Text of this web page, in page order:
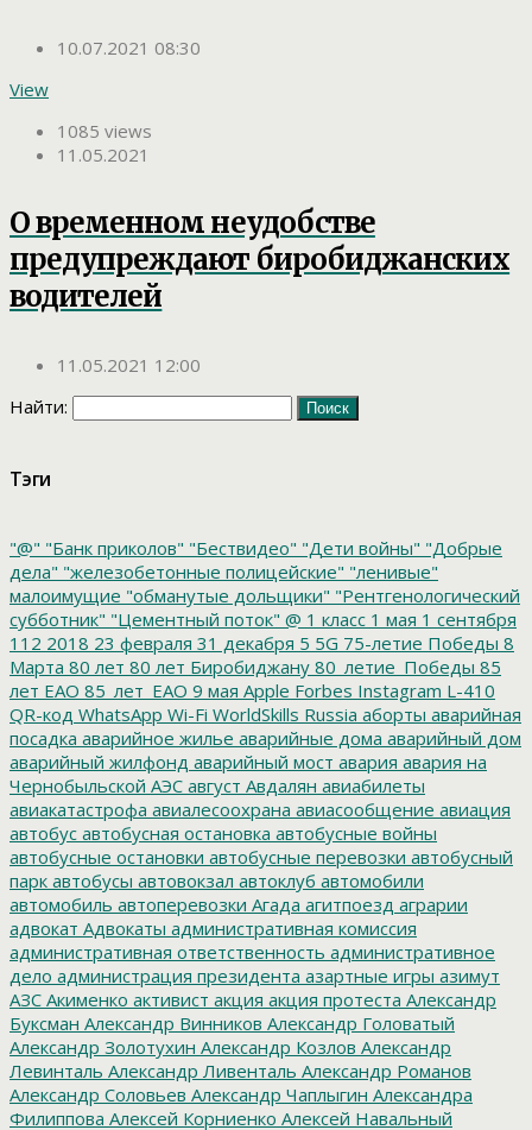
10.07.2021 08:30
View
1085 views
11.05.2021
О временном неудобстве
предупреждают биробиджанских
водителей
11.05.2021 12:00
Найти:
Тэги
"@" "Банк приколов" "Бествидео" "Дети войны" "Добрые
дела" "железобетонные полицейские" "ленивые"
малоимущие "обманутые дольщики" "Рентгенологический
субботник" "Цементный поток" @ 1 класс 1 мая 1 сентября
112 2018 23 февраля 31 декабря 5 5G 75-летие Победы 8
Марта 80 лет 80 лет Биробиджану 80_летие_Победы 85
лет ЕАО 85_лет_ЕАО 9 мая Apple Forbes Instagram L-410
QR-код WhatsApp Wi-Fi WorldSkills Russia аборты аварийная
посадка аварийное жилье аварийные дома аварийный дом
аварийный жилфонд аварийный мост авария авария на
Чернобыльской АЭС август Авдалян авиабилеты
авиакатастрофа авиалесоохрана авиасообщение авиация
автобус автобусная остановка автобусные войны
автобусные остановки автобусные перевозки автобусный
парк автобусы автовокзал автоклуб автомобили
автомобиль автоперевозки Агада агитпоезд аграрии
адвокат Адвокаты административная комиссия
административная ответственность административное
дело администрация президента азартные игры азимут
АЗС Акименко активист акция акция протеста Александр
Буксман Александр Винников Александр Головатый
Александр Золотухин Александр Козлов Александр
Левинталь Александр Ливенталь Александр Романов
Александр Соловьев Александр Чаплыгин Александра
Филиппова Алексей Корниенко Алексей Навальный